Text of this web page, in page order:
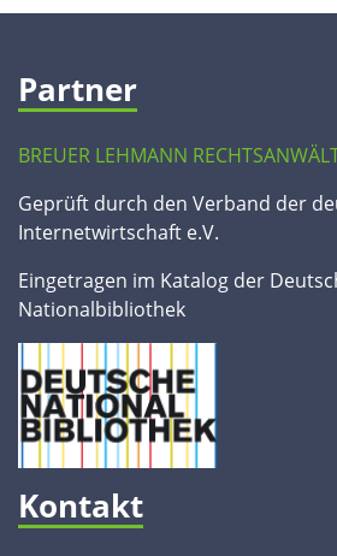
Partner
BREUER LEHMANN
Geprüft durch den Verband der
Internetwirtschaft e.V.
Eingetragen im Katalog der
Nationalbibliothek
Kontakt